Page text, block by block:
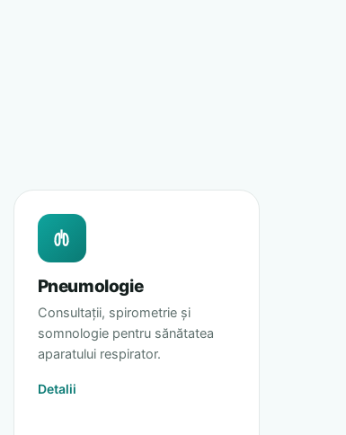
Pneumologie
Consultații, spirometrie și
somnologie pentru sănătatea
aparatului respirator.
Detalii